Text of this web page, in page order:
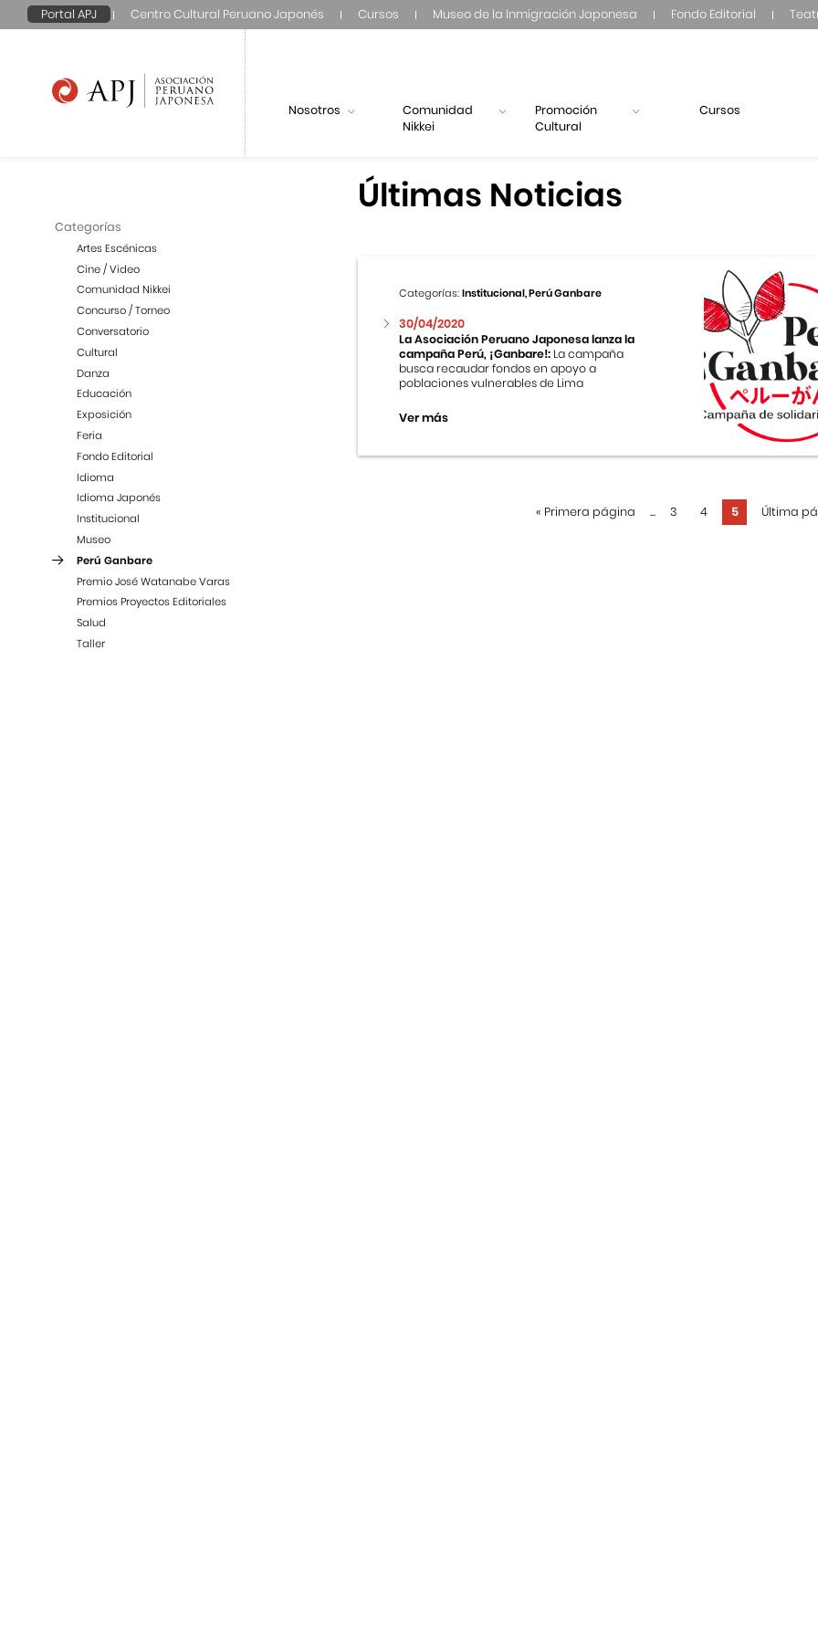
Portal APJ Centro Cultural Peruano Japonés Cursos Museo de la Inmigración Japonesa Fondo Editorial
Nosotros
Comunidad
Nikkei
Promoción
Cultural
Cursos
Categorías
Artes Escénicas
Cine / Video
Comunidad Nikkei
Concurso / Torneo
Conversatorio
Cultural
Danza
Educación
Exposición
Feria
Fondo Editorial
Idioma
Idioma Japonés
Institucional
Museo
Perú Ganbare
Premio José Watanabe Varas
Premios Proyectos Editoriales
Salud
Taller
Últimas Noticias
Categorías:Institucional, Perú Ganbare
30/04/2020
La Asociación Peruano Japonesa lanza la
campaña Perú, ¡Ganbare!: La campaña
busca recaudar fondos en apoyo a
poblaciones vulnerables de Lima
Ver más
« Primera página ... 3 4 5 Última